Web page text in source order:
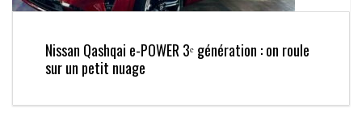
Nissan Qashqai e-POWER 3ᵉ génération : on roule
sur un petit nuage